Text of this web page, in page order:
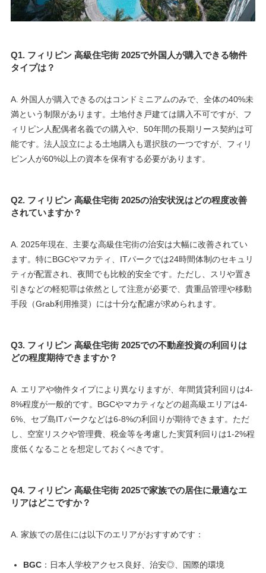
Q1. フィリピン 高級住宅街 2025で外国人が購入できる物件
タイプは？
A. 外国人が購入できるのはコンドミニアムのみで、全体の40%未
満という制限があります。土地付き戸建ては購入不可ですが、フ
ィリピン人配偶者名義での購入や、50年間の長期リース契約は可
能です。法人設立による土地購入も選択肢の一つですが、フィリ
ピン人が60%以上の資本を保有する必要があります。
Q2. フィリピン 高級住宅街 2025の治安状況はどの程度改善
されていますか？
A. 2025年現在、主要な高級住宅街の治安は大幅に改善されてい
ます。特にBGCやマカティ、ITパークでは24時間体制のセキュリ
ティが配置され、夜間でも比較的安全です。ただし、スリや置き
引きなどの軽犯罪は依然として注意が必要で、貴重品管理や移動
手段（Grab利用推奨）には十分な配慮が求められます。
Q3. フィリピン 高級住宅街 2025での不動産投資の利回りは
どの程度期待できますか？
A. エリアや物件タイプにより異なりますが、年間賃貸利回りは4-
8%程度が一般的です。BGCやマカティなどの超高級エリアは4-
6%、セブ島ITパークなどは6-8%の利回りが期待できます。ただ
し、空室リスクや管理費、税金等を考慮した実質利回りは1-2%程
度低くなることを想定しておくべきです。
Q4. フィリピン 高級住宅街 2025で家族での居住に最適なエ
リアはどこですか？
A. 家族での居住には以下のエリアがおすすめです：
BGC：日本人学校アクセス良好、治安◎、国際的環境